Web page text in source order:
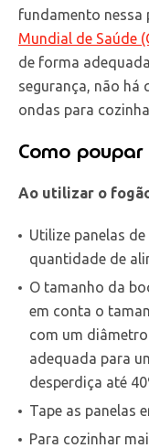
fundamento nessa
Mundial de Saúde
de forma
segurança, não há
ondas para
Como
Ao utilizar o
Utilize panelas
quantidade de
O tamanho da
em conta o
com um
adequada para
desperdiça até
Tape as panelas
Para cozinhar